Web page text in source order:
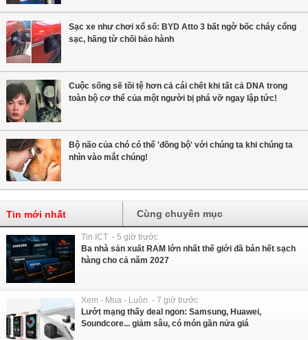
Sạc xe như chơi xổ số: BYD Atto 3 bất ngờ bốc cháy cổng
sạc, hãng từ chối bảo hành
Cuộc sống sẽ tồi tệ hơn cả cái chết khi tất cả DNA trong
toàn bộ cơ thể của một người bị phá vỡ ngay lập tức!
Bộ não của chó có thể 'đồng bộ' với chúng ta khi chúng ta
nhìn vào mắt chúng!
Tin mới nhất Cùng chuyên mục
Tin ICT - 5 giờ trước
Ba nhà sản xuất RAM lớn nhất thế giới đã bán hết sạch
hàng cho cả năm 2027
Xem - Mua - Luôn - 7 giờ trước
Lướt mạng thấy deal ngon: Samsung, Huawei,
Soundcore... giảm sâu, có món gần nửa giá